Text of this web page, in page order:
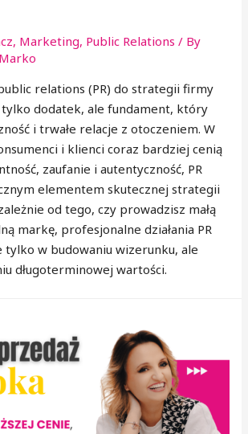
, Marketing, Public Relations / By
relations (PR) do strategii firmy
dodatek, ale fundament, który
i trwałe relacje z otoczeniem. W
i klienci coraz bardziej cenią
zaufanie i autentyczność, PR
elementem skutecznej strategii
od tego, czy prowadzisz małą
markę, profesjonalne działania PR
tylko w budowaniu wizerunku, ale
długoterminowej wartości.